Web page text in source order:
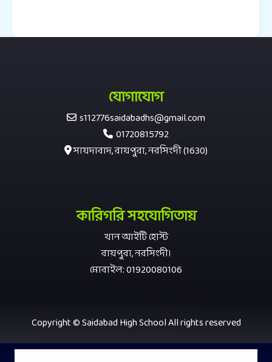
যোগাযোগ
s112776saidabadhs@gmail.com
01720815792
সায়দাবাদ, রায়পুরা, নরসিংদী (1630)
কারিগরি সহযোগিতায়
খান আইটি হোস্ট
রায়পুরা, নরসিংদী।
মোবাইল: 01920080106
Copyright © Saidabad High School All rights reserved